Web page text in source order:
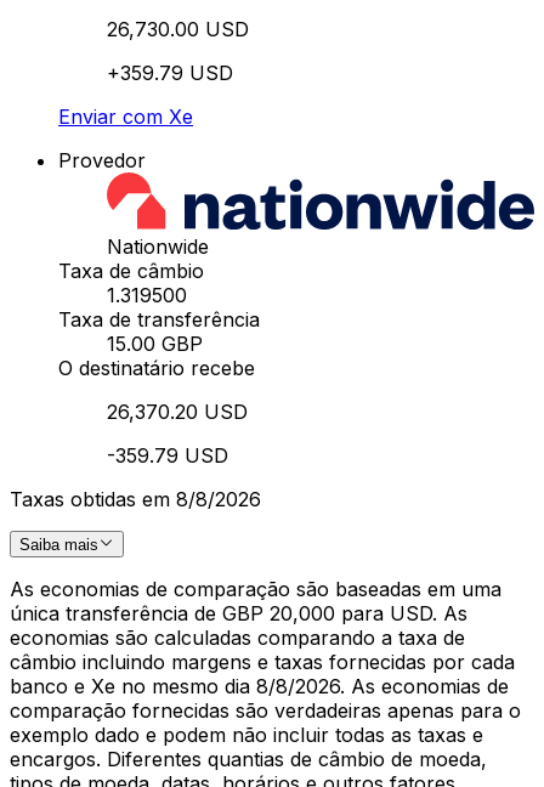
26,730.00 USD
+359.79 USD
Enviar com Xe
Provedor
Nationwide
Taxa de câmbio
1.319500
Taxa de transferência
15.00 GBP
O destinatário recebe
26,370.20 USD
-359.79 USD
Taxas obtidas em 8/8/2026
Saiba mais
As economias de comparação são baseadas em uma
única transferência de GBP 20,000 para USD. As
economias são calculadas comparando a taxa de
câmbio incluindo margens e taxas fornecidas por cada
banco e Xe no mesmo dia 8/8/2026. As economias de
comparação fornecidas são verdadeiras apenas para o
exemplo dado e podem não incluir todas as taxas e
encargos. Diferentes quantias de câmbio de moeda,